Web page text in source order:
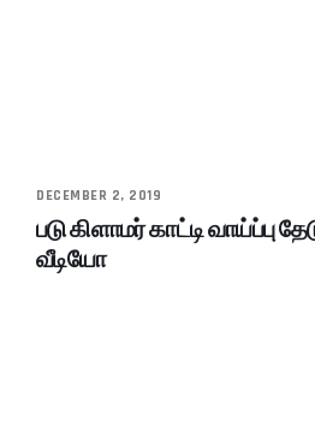
DECEMBER 2, 2019
படு கிளாமர் காட்டி வாய்ப்பு
வீடியோ